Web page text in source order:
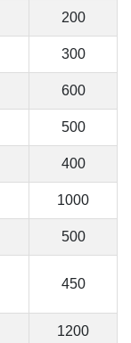
200
300
600
500
400
1000
500
450
1200